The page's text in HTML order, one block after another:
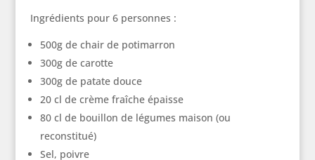
Ingrédients pour 6 personnes :
500g de chair de potimarron
300g de carotte
300g de patate douce
20 cl de crème fraîche épaisse
80 cl de bouillon de légumes maison (ou
reconstitué)
Sel, poivre